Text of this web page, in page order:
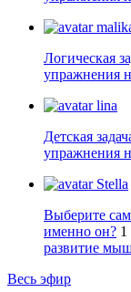
Логическая
упражнения
lina
Детская
упражнения
Stella
Выберите
именно он? 1
развитие
Весь эфир